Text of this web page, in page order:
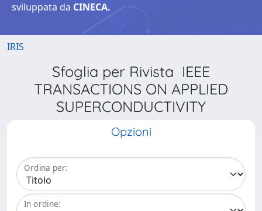
sviluppata da CINECA.
IRIS
Sfoglia per Rivista IEEE
TRANSACTIONS ON APPLIED
SUPERCONDUCTIVITY
Opzioni
Ordina per:
In ordine: